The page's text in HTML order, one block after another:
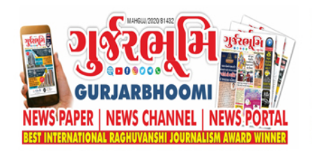
content